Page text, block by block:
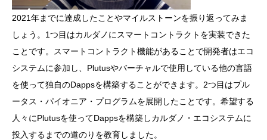
2021年までに達成したことやマイルストーンを振り返ってみま
しょう。1つ目はカルダノにスマートコントラクトを実装できた
ことです。スマートコントラクト機能があることで開発者はエコ
システムに参加し、Plutusやバーチャルで使用している他の言語
を使って独自のDappsを構築することができます。2つ目はプル
ータス・パイオニア・プログラムを展開したことです。希望する
人々にPlutusを使ってDappsを構築しカルダノ・エコシステムに
投入するまでの道のりを教育しました。